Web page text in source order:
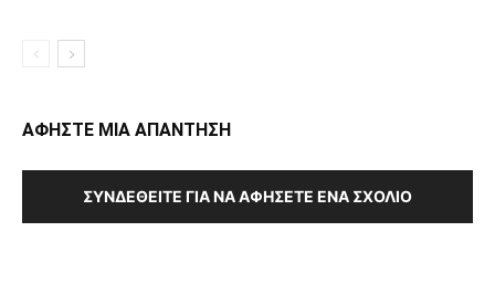
ΑΦΗΣΤΕ ΜΙΑ ΑΠΑΝΤΗΣΗ
ΣΥΝΔΕΘΕΊΤΕ ΓΙΑ ΝΑ ΑΦΉΣΕΤΕ ΈΝΑ ΣΧΌΛΙΟ